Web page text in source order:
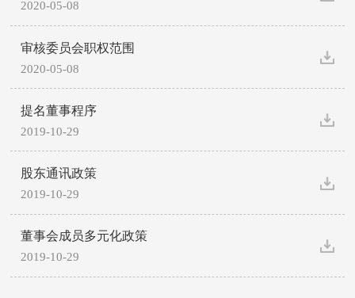
2020-05-08
审核委员会职权范围
2020-05-08
提名董事程序
2019-10-29
股东通讯政策
2019-10-29
董事会成员多元化政策
2019-10-29